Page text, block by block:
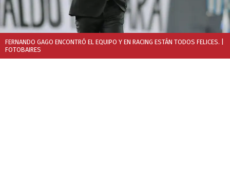
FERNANDO GAGO ENCONTRÓ EL EQUIPO Y EN RACING ESTÁN TODOS FELICES.
FOTOBAIRES